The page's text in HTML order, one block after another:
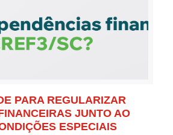
PARA REGULARIZAR
JUNTO AO
ESPECIAIS